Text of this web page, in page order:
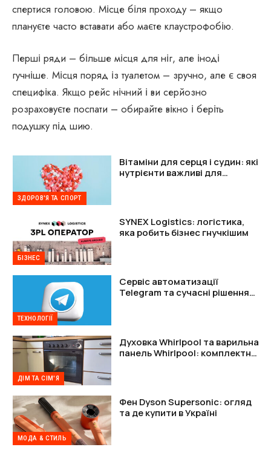
спертися головою. Місце біля проходу – якщо
плануєте часто вставати або маєте клаустрофобію.
Перші ряди – більше місця для ніг, але іноді
гучніше. Місця поряд із туалетом – зручно, але є своя
специфіка. Якщо рейс нічний і ви серйозно
розраховуєте поспати – обирайте вікно і беріть
подушку під шию.
ЗДОРОВ'Я ТА СПОРТ
Вітаміни для серця і судин: які
нутрієнти важливі для
БІЗНЕС
SYNEX Logistics: логістика,
яка робить бізнес гнучкішим
ТЕХНОЛОГІЇ
Сервіс автоматизації
Telegram та сучасні рішення
ДІМ ТА СІМ'Я
Духовка Whirlpool та варильна
панель Whirlpool: комплектне
МОДА & СТИЛЬ
Фен Dyson Supersonic: огляд
та де купити в Україні